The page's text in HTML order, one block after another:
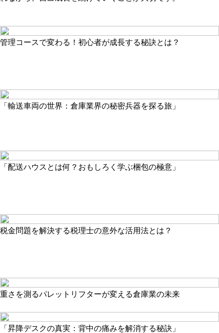
管理コースで変わる！初心者が成長する秘訣とは？
「輸送車両の世界：倉庫業界の秘密兵器を探る旅」
「配送ハウスとは何？おもしろく学ぶ梱包の極意」
税金問題を解決する税理士の意外な活用法とは？
重さを測るパレットリフターが変える倉庫業の未来
「昇降デスクの真実：背中の痛みを解消する秘訣」